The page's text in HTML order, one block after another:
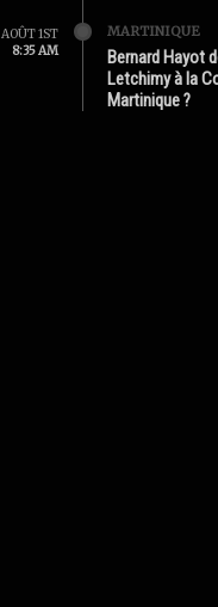
AOÛT 1ST
8:35 AM
MARTINIQUE
Bernard Hayot
Letchimy à la
Martinique ?